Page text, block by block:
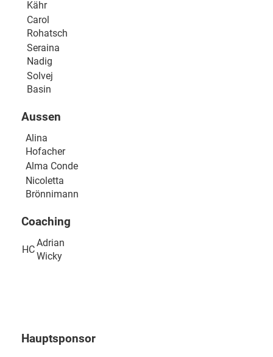
Kähr
Carol
Rohatsch
Seraina
Nadig
Solvej
Basin
Aussen
Alina
Hofacher
Alma Conde
Nicoletta
Brönnimann
Coaching
HC
Adrian
Wicky
Hauptsponsor